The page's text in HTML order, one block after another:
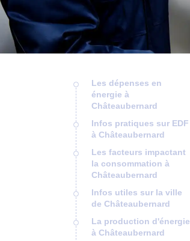
Les dépenses en
énergie à
Châteaubernard
Infos pratiques sur EDF
à Châteaubernard
Les facteurs impactant
la consommation à
Châteaubernard
Infos utiles sur la ville
de Châteaubernard
La production d'énergie
à Châteaubernard